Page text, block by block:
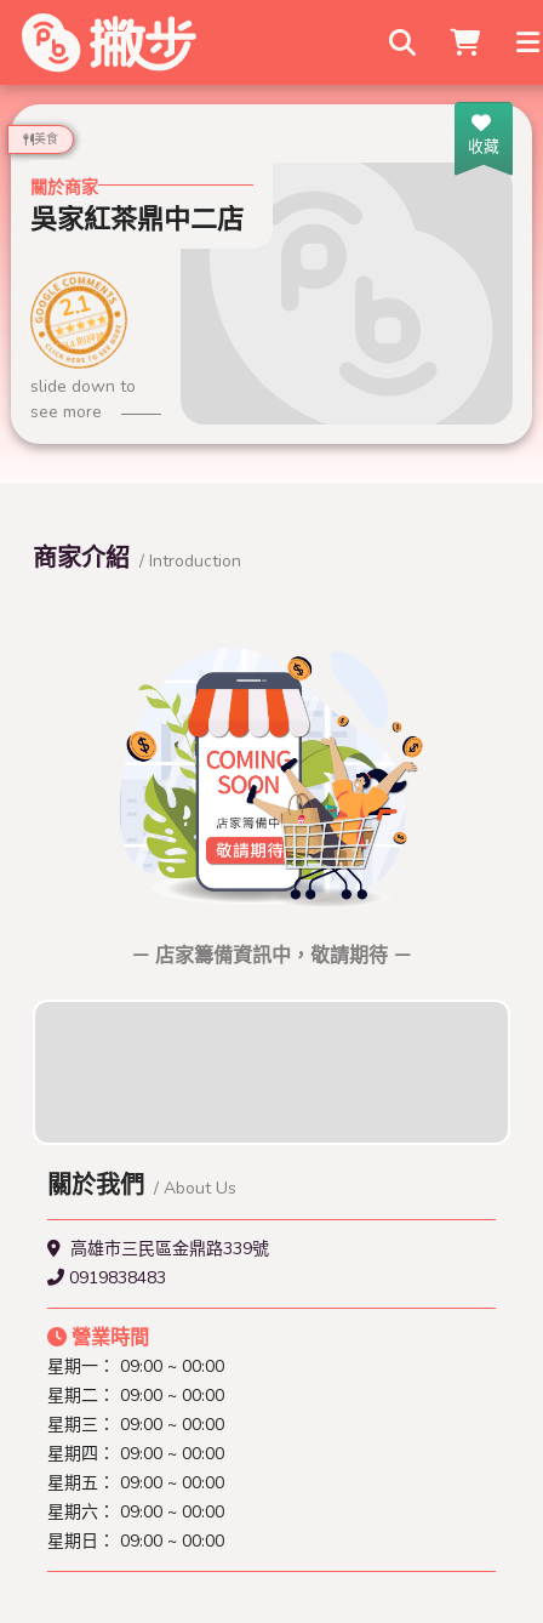
搜尋商家
收藏
美食
關於商家
吳家紅茶鼎中二店
2.1
34 則評論
slide down to
see more
商家介紹 / Introduction
－ 店家籌備資訊中，敬請期待 －
關於我們 / About Us
高雄市三民區金鼎路339號
0919838483
營業時間
星期一： 09:00 ~ 00:00
星期二： 09:00 ~ 00:00
星期三： 09:00 ~ 00:00
星期四： 09:00 ~ 00:00
星期五： 09:00 ~ 00:00
星期六： 09:00 ~ 00:00
星期日： 09:00 ~ 00:00